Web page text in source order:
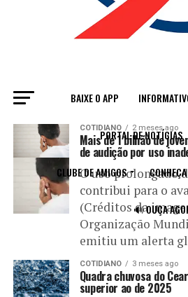
BAIXE O APP
PORTAL DE NOTÍCIAS
CLUBE DE AMIGOS
🔊 OUÇA
All posts tagged
COTIDIANO 2 meses ago
Mais de 1 bilhão de
de audição por uso
O uso prolongado
contribui para o
(Créditos da
Organização
emitiu um alerta
COTIDIANO 3 meses ago
Quadra chuvosa do
superior ao de 2025